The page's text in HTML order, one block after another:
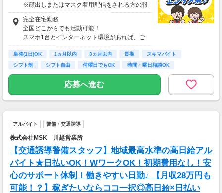
※顔出しまたはマスク着用配信をされる方の報
酬基準となります
【収入例】
■事務職Aさん（週3日・月50時間程度）
月収8万円～15万円
月収15万円～25万円
■主婦Cさん（月100時間程度）
月収20万円以上
現在活躍中のライバーの多くは会社員や主婦の
方。
本業や家庭と両立しながら副業として活動され
ています。
完全在宅勤務
全国どこからでも活動可能！
スマホ1台とインターネット環境があれば、ご
自宅からスタートできます。
通勤時間ゼロだから、本業やプライベートとの
両立もラクラク♪
単発(1日)OK 1ヵ月以内 3ヵ月以内 長期
スキマバイト
シフト制
シフト自由 何曜日でもOK 時間・曜日相談OK
応募へ進む
アルバイト 警備・交通誘導
株式会社MSK 川越営業所
【交通誘導警備スタッフ】地域最高水準の高日給アル
バイト★日払いOK！WワークOK！初期費用なし！安
心のサポート体制！働きやすい日勤♪ 【月収28万円も
可能！？】稼ぎたいならココ一択◎高日給×日払い